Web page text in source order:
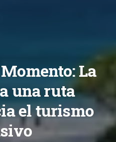
La
una ruta
el turismo